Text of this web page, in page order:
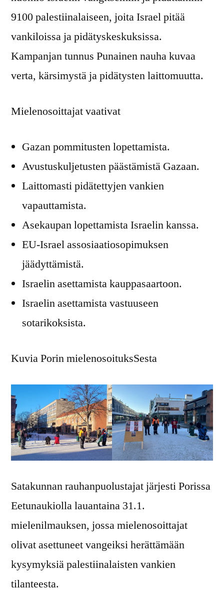
9100 palestiinalaiseen, joita Israel pitää
vankiloissa ja pidätyskeskuksissa.
Kampanjan tunnus Punainen nauha kuvaa
verta, kärsimystä ja pidätysten laittomuutta.
Mielenosoittajat vaativat
Gazan pommitusten lopettamista.
Avustuskuljetusten päästämistä Gazaan.
Laittomasti pidätettyjen vankien
vapauttamista.
Asekaupan lopettamista Israelin kanssa.
EU-Israel assosiaatiosopimuksen
jäädyttämistä.
Israelin asettamista kauppasaartoon.
Israelin asettamista vastuuseen
sotarikoksista.
Kuvia Porin mielenosoituksSesta
Satakunnan rauhanpuolustajat järjesti Porissa
Eetunaukiolla lauantaina 31.1.
mielenilmauksen, jossa mielenosoittajat
olivat asettuneet vangeiksi herättämään
kysymyksiä palestiinalaisten vankien
tilanteesta.